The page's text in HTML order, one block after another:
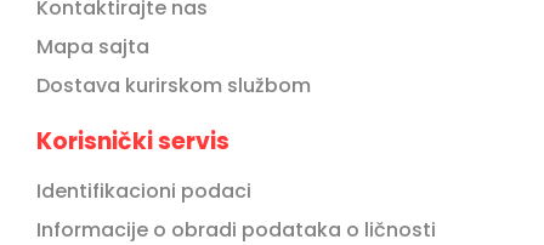
Kontaktirajte nas
Mapa sajta
Dostava kurirskom službom
Korisnički servis
Identifikacioni podaci
Informacije o obradi podataka o ličnosti